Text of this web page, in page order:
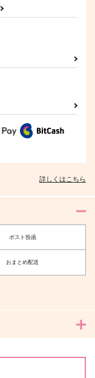
詳しくはこちら
ポスト投函
おまとめ配送